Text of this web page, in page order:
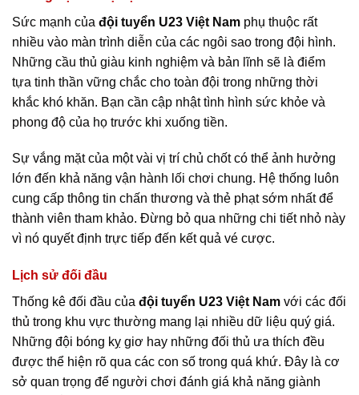
Sức mạnh của đội tuyển U23 Việt Nam phụ thuộc rất
nhiều vào màn trình diễn của các ngôi sao trong đội hình.
Những cầu thủ giàu kinh nghiệm và bản lĩnh sẽ là điểm
tựa tinh thần vững chắc cho toàn đội trong những thời
khắc khó khăn. Bạn cần cập nhật tình hình sức khỏe và
phong độ của họ trước khi xuống tiền.
Sự vắng mặt của một vài vị trí chủ chốt có thể ảnh hưởng
lớn đến khả năng vận hành lối chơi chung. Hệ thống luôn
cung cấp thông tin chấn thương và thẻ phạt sớm nhất để
thành viên tham khảo. Đừng bỏ qua những chi tiết nhỏ này
vì nó quyết định trực tiếp đến kết quả vé cược.
Lịch sử đối đầu
Thống kê đối đầu của đội tuyển U23 Việt Nam với các đối
thủ trong khu vực thường mang lại nhiều dữ liệu quý giá.
Những đội bóng kỵ giơ hay những đối thủ ưa thích đều
được thể hiện rõ qua các con số trong quá khứ. Đây là cơ
sở quan trọng để người chơi đánh giá khả năng giành